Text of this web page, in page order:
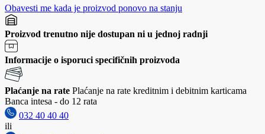
Obavesti me kada je proizvod ponovo na stanju
Proizvod trenutno nije dostupan ni u jednoj radnji
Informacije o isporuci specifičnih proizvoda
Plaćanje na rate Plaćanje na rate kreditnim i debitnim karticama
Banca intesa - do 12 rata
032 40 40 40
ili